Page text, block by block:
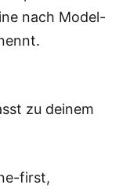
nach Model-
zu deinem
first,